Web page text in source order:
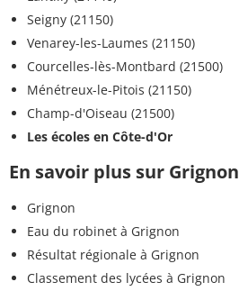
Seigny (21150)
Venarey-les-Laumes (21150)
Courcelles-lès-Montbard (21500)
Ménétreux-le-Pitois (21150)
Champ-d'Oiseau (21500)
Les écoles en Côte-d'Or
En savoir plus sur Grignon
Grignon
Eau du robinet à Grignon
Résultat régionale à Grignon
Classement des lycées à Grignon